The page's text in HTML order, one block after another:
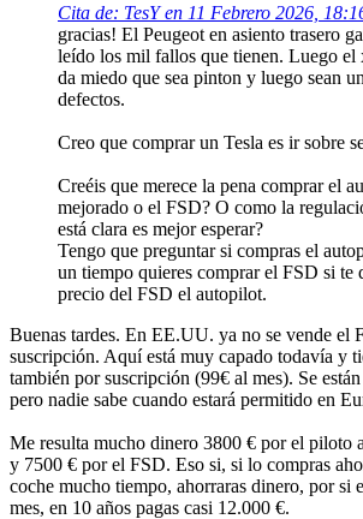
Cita de: TesY en 11 Febrero 2026,
gracias! El Peugeot en asiento trasero
leído los mil fallos que tienen. Luego
da miedo que sea pinton y luego sean
defectos.
Creo que comprar un Tesla es ir sobre
Creéis que merece la pena comprar el
mejorado o el FSD? O como la
está clara es mejor esperar?
Tengo que preguntar si compras el
un tiempo quieres comprar el FSD si te
precio del FSD el autopilot.
Buenas tardes. En EE.UU. ya no se vende el
suscripción. Aquí está muy capado todavía y
también por suscripción (99€ al mes). Se
pero nadie sabe cuando estará permitido en
Me resulta mucho dinero 3800 € por el piloto
y 7500 € por el FSD. Eso si, si lo compras
coche mucho tiempo, ahorraras dinero, por si
mes, en 10 años pagas casi 12.000 €.